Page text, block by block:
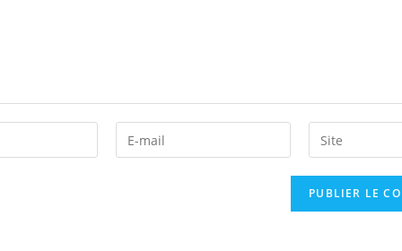
Enter
your
Enter
your
website
URL